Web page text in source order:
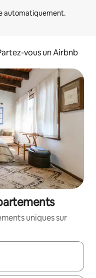
vous un Airbnb
uniques sur
les en utilisant